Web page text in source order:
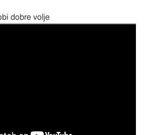
Mapa stranica
dobre volje